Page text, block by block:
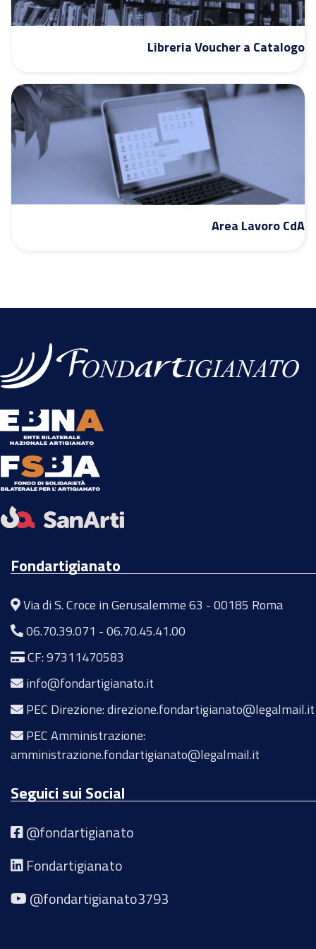
Libreria Voucher a Catalogo
Area Lavoro CdA
Fondartigianato
Via di S. Croce in Gerusalemme 63 - 00185 Roma
06.70.39.071 -06.70.45.41.00
CF: 97311470583
info@fondartigianato.it
PEC Direzione: direzione.fondartigianato@legalmail.it
PEC Amministrazione:
amministrazione.fondartigianato@legalmail.it
Seguici sui Social
@fondartigianato
Fondartigianato
@fondartigianato3793